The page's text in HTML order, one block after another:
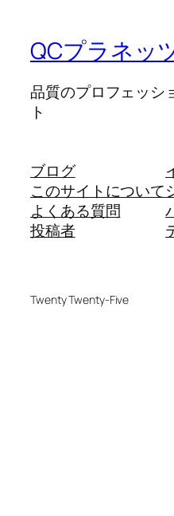
QCプラネッ
品質のプロフェッシ
ト
ブログ
このサイトについて
よくある質問
投稿者
Twenty Twenty-Five